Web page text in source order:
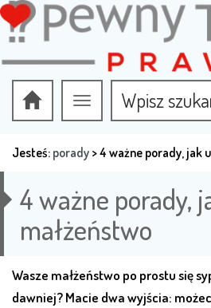
Przełącz
nawigację
Jesteś: porady >4 ważne porady, jak
4 ważne porady,
małżeństwo
Wasze małżeństwo po prostu się
dawniej? Macie dwa wyjścia: